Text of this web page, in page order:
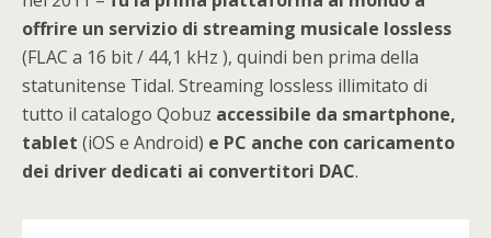
offrire un servizio di streaming musicale lossless
(FLAC a 16 bit / 44,1 kHz ), quindi ben prima della
statunitense Tidal. Streaming lossless illimitato di
tutto il catalogo Qobuz accessibile da smartphone,
tablet (iOS e Android) e PC anche con caricamento
dei driver dedicati ai convertitori DAC.